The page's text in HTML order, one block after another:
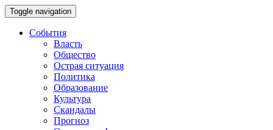
Toggle navigation
События
Власть
Общество
Острая ситуация
Политика
Образование
Культура
Скандалы
Прогноз